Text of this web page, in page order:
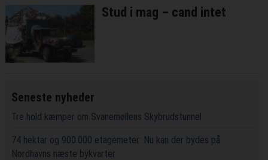
Stud i mag – cand intet
Seneste nyheder
Tre hold kæmper om Svanemøllens Skybrudstunnel
74 hektar og 900.000 etagemeter: Nu kan der bydes på
Nordhavns næste bykvarter